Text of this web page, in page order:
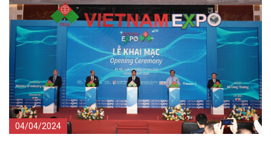
04/04/2024